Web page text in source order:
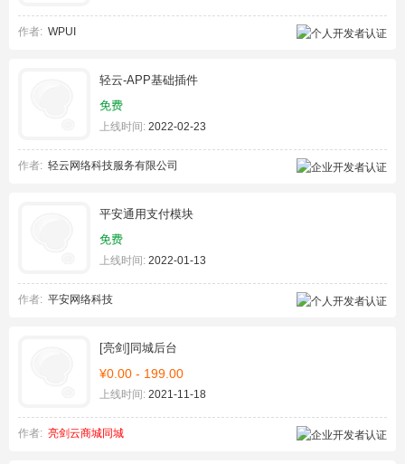
作者: WPUI
轻云-APP基础插件
免费
上线时间: 2022-02-23
作者: 轻云网络科技服务有限公司
平安通用支付模块
免费
上线时间: 2022-01-13
作者: 平安网络科技
[亮剑]同城后台
¥0.00 - 199.00
上线时间: 2021-11-18
作者: 亮剑云商城同城